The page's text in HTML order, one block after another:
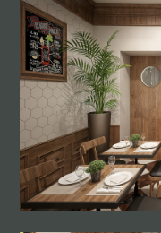
CHI